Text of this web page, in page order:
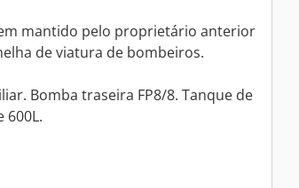
mantido pelo proprietário anterior
de viatura de bombeiros.
Bomba traseira FP8/8. Tanque de
600L.